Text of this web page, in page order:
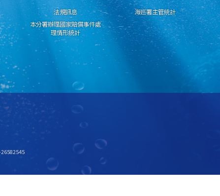
法規訊息
本分署辦理國家賠償事件處
理情形統計
海巡署主管統計